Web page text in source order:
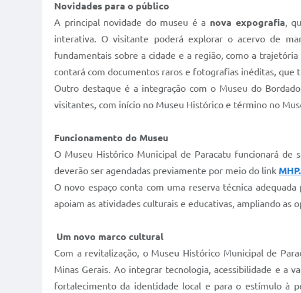
Novidades para o público
A principal novidade do museu é a nova expografia,
interativa. O visitante poderá explorar o acervo de
fundamentais sobre a cidade e a região, como a
contará com documentos raros e fotografias inéditas, que
Outro destaque é a integração com o Museu do
visitantes, com início no Museu Histórico e término no
Funcionamento do Museu
O Museu Histórico Municipal de Paracatu funcionará de
deverão ser agendadas previamente por meio do link
O novo espaço conta com uma reserva técnica
apoiam as atividades culturais e educativas, ampliando
Um novo marco cultural
Com a revitalização, o Museu Histórico Municipal de
Minas Gerais. Ao integrar tecnologia, acessibilidade e a
fortalecimento da identidade local e para o estímulo à